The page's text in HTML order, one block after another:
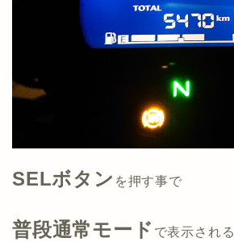
SELボタン を押す事で
普段通常モード で表示される